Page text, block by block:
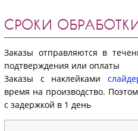
СРОКИ
Заказы отправляются в
подтверждения или оплаты
Заказы с наклейками
время на производство.
с задержкой в 1 день